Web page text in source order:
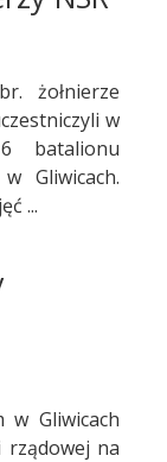
żołnierze
w
batalionu
Gliwicach.
...
w Gliwicach
rządowej na